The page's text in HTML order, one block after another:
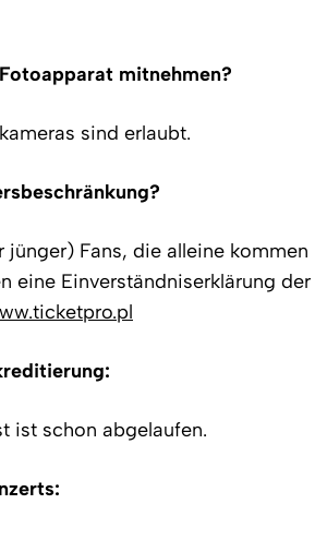
mitnehmen?
sind erlaubt.
jünger) Fans, die alleine kommen
eine Einverständniserklärung der
ist schon abgelaufen.